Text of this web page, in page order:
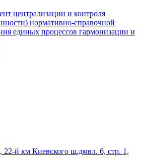
централизации и контроля
нормативно-справочной
единых процессов гармонизации и
22-й км Киевского ш.дмвл. 6, стр. 1,